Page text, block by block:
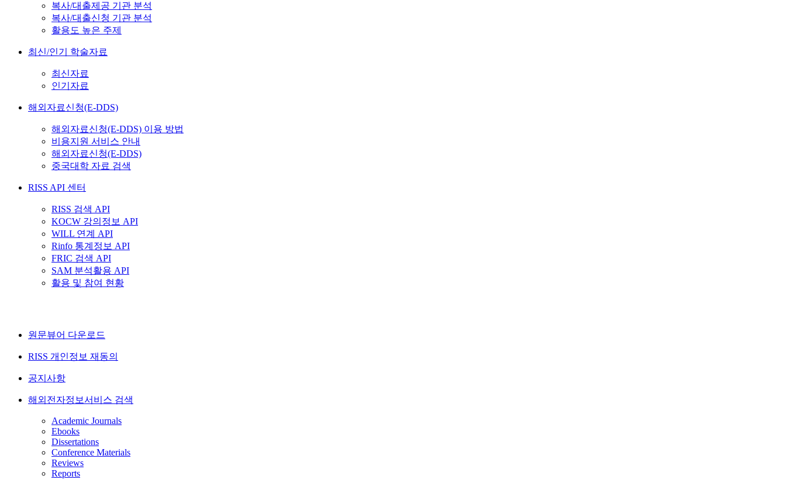
복사/대출제공 기관 분석
복사/대출신청 기관 분석
활용도 높은 주제
최신/인기 학술자료
최신자료
인기자료
해외자료신청(E-DDS)
해외자료신청(E-DDS) 이용 방법
비용지원 서비스 안내
해외자료신청(E-DDS)
중국대학 자료 검색
RISS API 센터
RISS 검색 API
KOCW 강의정보 API
WILL 연계 API
Rinfo 통계정보 API
FRIC 검색 API
SAM 분석활용 API
활용 및 참여 현황
원문뷰어 다운로드
RISS 개인정보 재동의
공지사항
해외전자정보서비스 검색
Academic Journals
Ebooks
Dissertations
Conference Materials
Reviews
Reports